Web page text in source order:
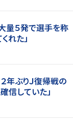
量５発で選手を称
れた」
ぶりＪ復帰戦の
信していた」